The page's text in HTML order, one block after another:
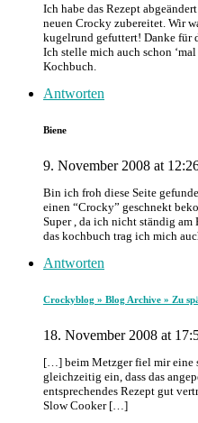
Ich habe das Rezept
neuen Crocky zubereitet. Wir
kugelrund gefuttert! Danke für
Ich stelle mich auch schon
Kochbuch.
Antworten
Biene
9. November 2008 at
Bin ich froh diese Seite
einen “Crocky” geschnekt
Super , da ich nicht ständig am
das kochbuch trag ich mich
Antworten
Crockyblog » Blog Archive » Zu
18. November 2008 at
[…] beim Metzger fiel mir eine
gleichzeitig ein, dass das
entsprechendes Rezept gut
Slow Cooker […]